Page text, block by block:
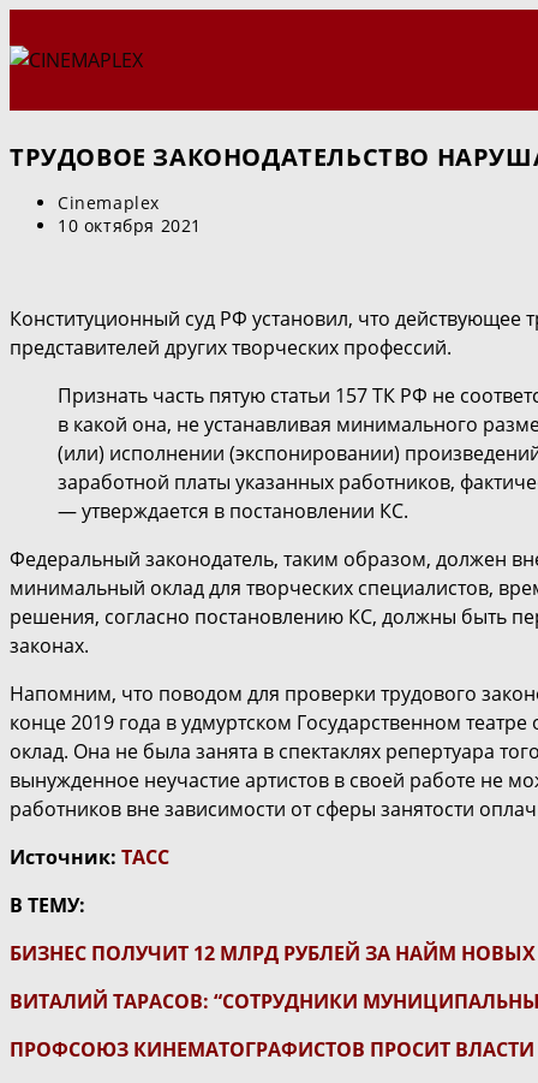
к
ТРУДОВОЕ ЗАКОНОДАТЕЛЬСТВО
Автор
записи:
Cinemaplex
Запись
10 октября 2021
Конституционный суд РФ установил, что действующее
представителей других творческих профессий.
Признать часть пятую статьи 157 ТК РФ не
в какой она, не устанавливая минимального
(или) исполнении (экспонировании)
заработной платы указанных работников,
— утверждается в постановлении КС.
Федеральный законодатель, таким образом, должен
минимальный оклад для творческих специалистов,
решения, согласно постановлению КС, должны быть
законах.
Напомним, что поводом для проверки трудового
конце 2019 года в удмуртском Государственном
оклад. Она не была занята в спектаклях репертуара
вынужденное неучастие артистов в своей работе не
работников вне зависимости от сферы занятости
Источник: ТАСС
В ТЕМУ:
БИЗНЕС ПОЛУЧИТ 12 МЛРД РУБЛЕЙ ЗА НАЙМ
ВИТАЛИЙ ТАРАСОВ: “СОТРУДНИКИ
ПРОФСОЮЗ КИНЕМАТОГРАФИСТОВ ПРОСИТ